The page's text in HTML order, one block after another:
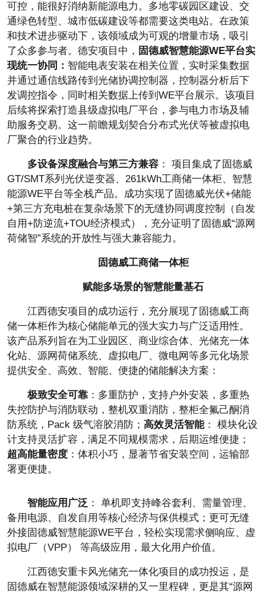
可控，能很好消纳新能源电力。多地零碳园区建设、交
通绿色转型、城市低碳建设等都需要这类电站。在政策
和技术进步驱动下，该领域成为可观的增量市场，吸引
了众多参与者。德安项目中， 固德威智慧能源WE平台实
现统一协同： 智能电表安装在相关位置，实时采集数据
并通过通信线路传到光储协调控制器，控制器分析后下
发调控指令，同时相关数据上传到WE平台展示。该项目
后续将探索打造县级虚拟电厂平台，参与电力市场及辅
助服务交易。这一前瞻规划契合分布式光伏等被虚拟电
厂聚合的行业趋势。
多设备深度融合与第三方兼容 ： 项目集成了固德威
GT/SMT系列 光伏逆变器、261kWh工商储一体柜、智慧
能源WE平台等全栈产品。成功实现了固德威光伏+储能
+第三方充电桩在复杂场景下的无缝协同调度控制（自发
自用+防逆流+TOU经济模式），充分证明了固德威“源网
荷储智”系统的开放性与强大兼容能力。
固德威工商储一体柜
赋能多场景的智慧能量基石
江西德安项目的成功运行，充分展现了固德威工商
储一体柜作为核心储能单元的强大实力与广泛适用性。
该产品系列旨在为工业园区、商业综合体、光储充一体
化站、源网荷储系统、虚拟电厂、 微电网等多元化场景
提供安全、高效、智能、便捷的储能解决方案：
极致安全可靠 ：多重防护，支持户外安装，多重热
失控防护与消防联动，整机双重消防，整柜全氟己酮消
防系统，Pack 级气溶胶消防； 高效灵活智能： 模块化设
计支持灵活扩容，满足不同规模需求，后期运维便捷；
超高能量密度 ：体积小巧，显著节省安装空间，运输部
署更便捷。
智能应用广泛 ： 单机即支持峰谷套利、需量管理、
备用电源、自发自用等核心经济与保供模式；更可无缝
外接固德威智慧能源WE平台，轻松实现需求侧响应、虚
拟电厂（VPP） 等高级应用，最大化用户价值。
江西德安重卡风光储充一体化项目的成功投运，是
固德威在智慧能源领域深耕的又一里程碑，更是其“源网